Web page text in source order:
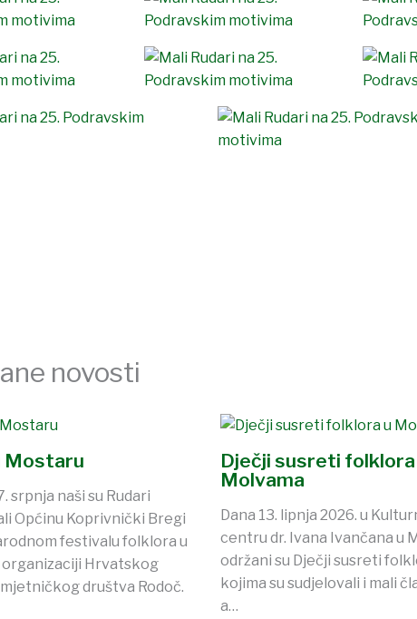
novosti
Mostaru
srpnja naši su Rudari
Općinu Koprivnički Bregi
festivalu folklora u
organizaciji Hrvatskog
društva Rodoč.
Dječji susreti folklora
Molvama
Dana 13. lipnja 2026. u
centru dr. Ivana Ivančana u
održani su Dječji susreti
kojima su sudjelovali i mali
a…